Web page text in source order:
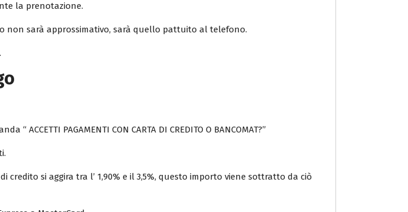
la prenotazione.
non sarà approssimativo, sarà quello pattuito al telefono.
PAGAMENTI CON CARTA DI CREDITO O BANCOMAT?”
si aggira tra l’ 1,90% e il 3,5%, questo importo viene sottratto da ciò